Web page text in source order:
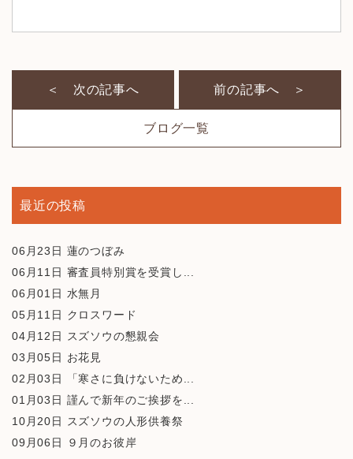
＜ 次の記事へ
ブログ一覧
前の記事へ ＞
最近の投稿
06月23日 蓮のつぼみ
06月11日 審査員特別賞を受賞し...
06月01日 水無月
05月11日 クロスワード
04月12日
スズソウの懇親会
03月05日 お花見
02月03日
「寒さに負けないため...
01月03日 謹んで新年のご挨拶を...
10月20日
スズソウの人形供養祭
09月06日
９月のお彼岸